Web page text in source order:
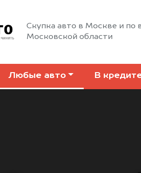
Скупка авто в Москве и по
Московской области
Любые авто В